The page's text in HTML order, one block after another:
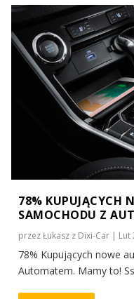
78% KUPUJĄCYCH
SAMOCHODU Z
przezŁukasz z Dixi-Car | Lut
78% Kupujących nowe
Automatem. Mamy to!